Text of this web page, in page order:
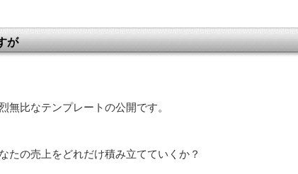
が
無比なテンプレートの公開です。
たの売上をどれだけ積み立てていくか？